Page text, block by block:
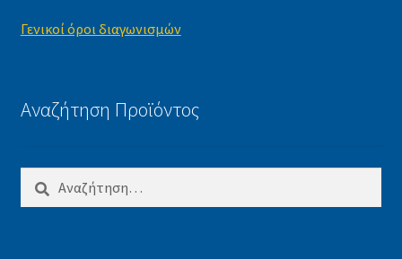
Γενικοί όροι διαγωνισμών
Αναζήτηση Προϊόντος
για: